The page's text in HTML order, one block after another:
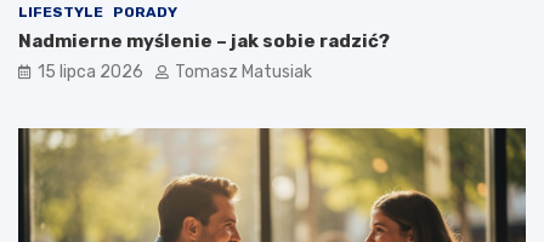
LIFESTYLE PORADY
Nadmierne myślenie – jak sobie radzić?
15 lipca 2026 Tomasz Matusiak